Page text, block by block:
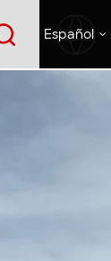
Español